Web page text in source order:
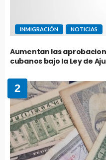
INMIGRACIÓN NOTICIAS
Aumentan las
cubanos bajo la Ley de
2